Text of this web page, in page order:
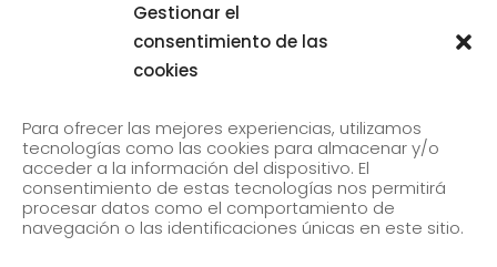
Gestionar el
consentimiento de las
cookies
Para ofrecer las mejores experiencias, utilizamos
tecnologías como las cookies para almacenar y/o
acceder a la información del dispositivo. El
consentimiento de estas tecnologías nos permitirá
procesar datos como el comportamiento de
navegación o las identificaciones únicas en este sitio.
Subscribe to our newsletter to receive our news by
email.